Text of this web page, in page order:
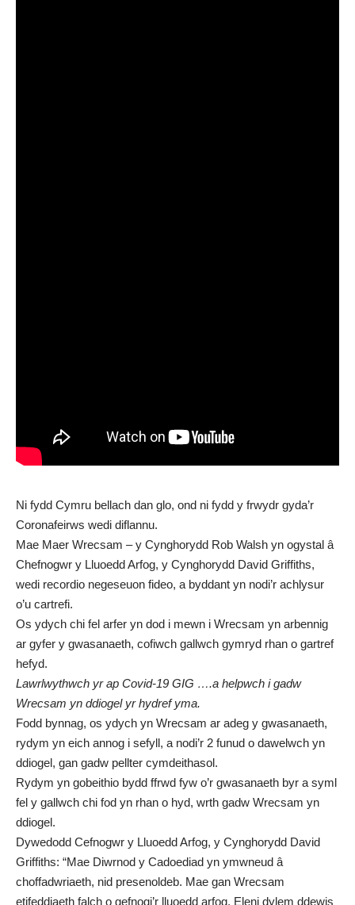
Ni fydd Cymru bellach dan glo, ond ni fydd y frwydr gyda’r
Coronafeirws wedi diflannu.
Mae Maer Wrecsam – y Cynghorydd Rob Walsh yn ogystal â
Chefnogwr y Lluoedd Arfog, y Cynghorydd David Griffiths,
wedi recordio negeseuon fideo, a byddant yn nodi’r achlysur
o’u cartrefi.
Os ydych chi fel arfer yn dod i mewn i Wrecsam yn arbennig
ar gyfer y gwasanaeth, cofiwch gallwch gymryd rhan o gartref
hefyd.
Lawrlwythwch yr ap Covid-19 GIG ….a helpwch i gadw
Wrecsam yn ddiogel yr hydref yma.
Fodd bynnag, os ydych yn Wrecsam ar adeg y gwasanaeth,
rydym yn eich annog i sefyll, a nodi’r 2 funud o dawelwch yn
ddiogel, gan gadw pellter cymdeithasol.
Rydym yn gobeithio bydd ffrwd fyw o’r gwasanaeth byr a syml
fel y gallwch chi fod yn rhan o hyd, wrth gadw Wrecsam yn
ddiogel.
Dywedodd Cefnogwr y Lluoedd Arfog, y Cynghorydd David
Griffiths: “Mae Diwrnod y Cadoediad yn ymwneud â
choffadwriaeth, nid presenoldeb. Mae gan Wrecsam
etifeddiaeth falch o gefnogi’r lluoedd arfog. Eleni dylem ddewis